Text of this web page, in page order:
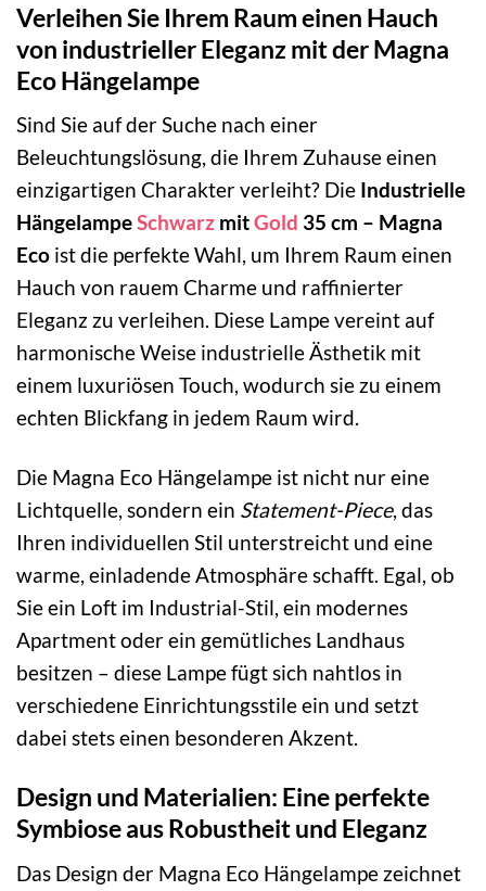
Verleihen Sie Ihrem Raum einen Hauch
von industrieller Eleganz mit der Magna
Eco Hängelampe
Sind Sie auf der Suche nach einer
Beleuchtungslösung, die Ihrem Zuhause einen
einzigartigen Charakter verleiht? Die Industrielle
HängelampeSchwarz mitGold 35 cm – Magna
Eco ist die perfekte Wahl, um Ihrem Raum einen
Hauch von rauem Charme und raffinierter
Eleganz zu verleihen. Diese Lampe vereint auf
harmonische Weise industrielle Ästhetik mit
einem luxuriösen Touch, wodurch sie zu einem
echten Blickfang in jedem Raum wird.
Die Magna Eco Hängelampe ist nicht nur eine
Lichtquelle, sondern ein Statement-Piece, das
Ihren individuellen Stil unterstreicht und eine
warme, einladende Atmosphäre schafft. Egal, ob
Sie ein Loft im Industrial-Stil, ein modernes
Apartment oder ein gemütliches Landhaus
besitzen – diese Lampe fügt sich nahtlos in
verschiedene Einrichtungsstile ein und setzt
dabei stets einen besonderen Akzent.
Design und Materialien: Eine perfekte
Symbiose aus Robustheit und Eleganz
Das Design der Magna Eco Hängelampe zeichnet